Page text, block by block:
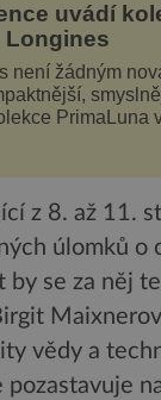
uvádí
Longines
není žádným
PrimaLuna
dnes a čím byla
z 8. až 11.
úlomků o
by se za něj
vědy a
pozastavuje